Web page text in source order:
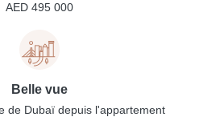
AED 495 000
Belle vue
de Dubaï depuis l'appartement